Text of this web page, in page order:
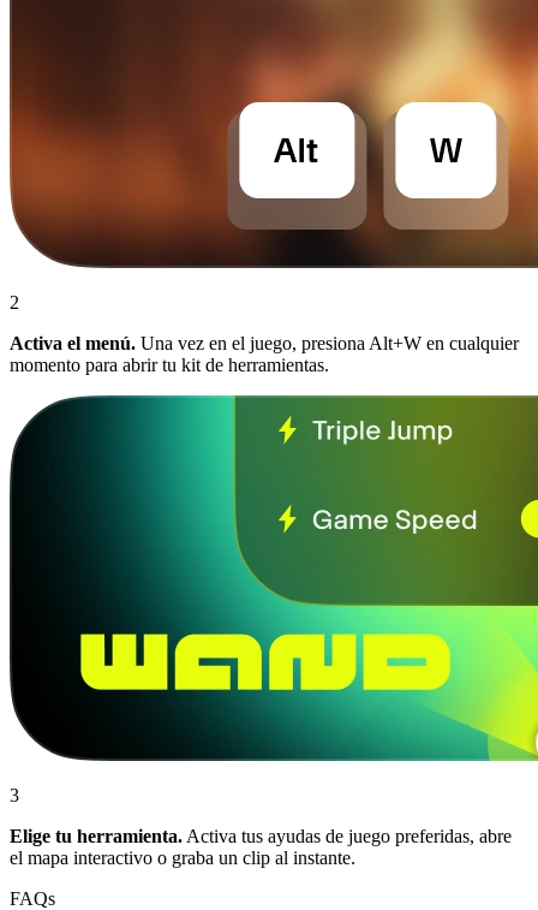
2
Activa el menú. Una vez en el juego, presiona Alt+W en cualquier
momento para abrir tu kit de herramientas.
3
Elige tu herramienta. Activa tus ayudas de juego preferidas, abre
el mapa interactivo o graba un clip al instante.
FAQs